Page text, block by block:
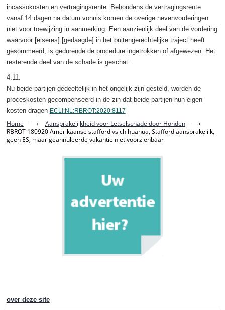
incassokosten en vertragingsrente. Behoudens de vertragingsrente
vanaf 14 dagen na datum vonnis komen de overige nevenvorderingen
niet voor toewijzing in aanmerking. Een aanzienlijk deel van de vordering
waarvoor [eiseres] [gedaagde] in het buitengerechtelijke traject heeft
gesommeerd, is gedurende de procedure ingetrokken of afgewezen. Het
resterende deel van de schade is geschat.
4.11.
Nu beide partijen gedeeltelijk in het ongelijk zijn gesteld, worden de
proceskosten gecompenseerd in de zin dat beide partijen hun eigen
kosten dragen ECLI:NL:RBROT:2020:8117
Home ⟶ Aansprakelijkheid voor Letselschade door Honden
⟶
RBROT 180920 Amerikaanse stafford vs chihuahua, Stafford aansprakelijk,
geen ES, maar geannuleerde vakantie niet voorzienbaar
over deze site